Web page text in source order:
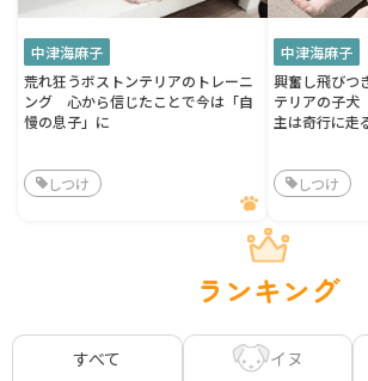
中津海麻子
荒れ狂うボストンテリアのトレーニ
ング 心から信じたことで今は「自
慢の息子」に
しつけ
中津海麻子
興奮し飛びつ
テリアの子
主は奇行に走
しつけ
ランキング
すべて イヌ